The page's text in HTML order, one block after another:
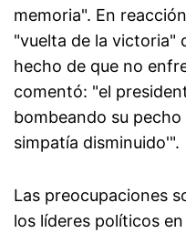
memoria". En
"vuelta de la victoria"
hecho de que no
comentó: "el
bombeando su
simpatía disminuido'".
Las preocupaciones
los líderes políticos